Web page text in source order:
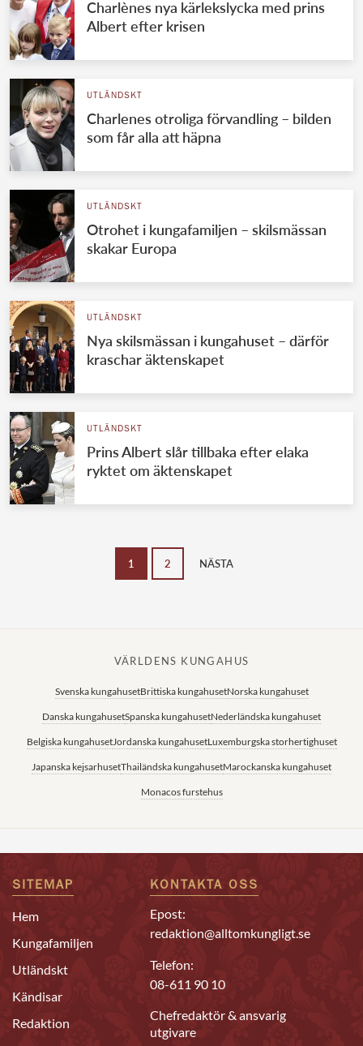
Charlènes nya kärlekslycka med prins
Albert efter krisen
UTLÄNDSKT
Charlenes otroliga förvandling – bilden
som får alla att häpna
UTLÄNDSKT
Otrohet i kungafamiljen – skilsmässan
skakar Europa
UTLÄNDSKT
Nya skilsmässan i kungahuset – därför
kraschar äktenskapet
UTLÄNDSKT
Prins Albert slår tillbaka efter elaka
ryktet om äktenskapet
1 2 NÄSTA
VÄRLDENS KUNGAHUS
Svenska kungahusetBrittiska kungahusetNorska kungahuset
Danska kungahusetSpanska kungahusetNederländska kungahuset
Belgiska kungahusetJordanska kungahusetLuxemburgska storhertighuset
Japanska kejsarhusetThailändska kungahusetMarockanska kungahuset
Monacos furstehus
SITEMAP
Hem
Kungafamiljen
Utländskt
Kändisar
Redaktion
KONTAKTA OSS
Epost:
redaktion@alltomkungligt.se
Telefon:
08-611 90 10
Chefredaktör & ansvarig
utgivare